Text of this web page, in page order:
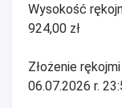
Wysokość
924,00 zł
Złożenie
06.07.2026 r.